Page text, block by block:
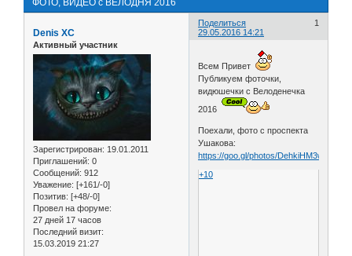
ФОТО, ВИДЕО с ВЕЛОДНЯ 2016
Поделиться
1
29.05.2016 14:21
Denis XC
Активный участник
Зарегистрирован: 19.01.2011
Приглашений: 0
Сообщений: 912
Уважение: [+161/-0]
Позитив: [+48/-0]
Провел на форуме:
27 дней 17 часов
Последний визит:
15.03.2019 21:27
Всем Привет
Публикуем фоточки,
видюшечки с Велоденечка
2016
Поехали, фото с проспекта
Ушакова:
https://goo.gl/photos/
+10